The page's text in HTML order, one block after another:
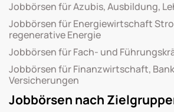
Jobbörsen für Azubis, Ausbildung,
Jobbörsen für Energiewirtschaft
regenerative Energie
Jobbörsen für Fach- und
Jobbörsen für Finanzwirtschaft,
Versicherungen
Jobbörsen nach